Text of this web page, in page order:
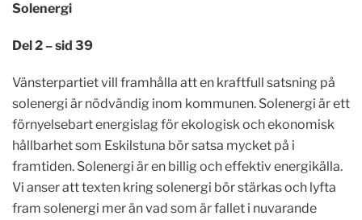
Solenergi
Del 2 – sid 39
Vänsterpartiet vill framhålla att en kraftfull satsning på
solenergi är nödvändig inom kommunen. Solenergi är ett
förnyelsebart energislag för ekologisk och ekonomisk
hållbarhet som Eskilstuna bör satsa mycket på i
framtiden. Solenergi är en billig och effektiv energikälla.
Vi anser att texten kring solenergi bör stärkas och lyfta
fram solenergi mer än vad som är fallet i nuvarande